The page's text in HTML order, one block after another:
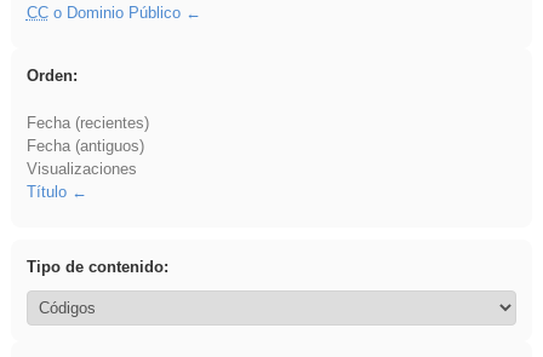
CCo Dominio Público
Orden:
Fecha (recientes)
Fecha (antiguos)
Visualizaciones
Título
Tipo de contenido: